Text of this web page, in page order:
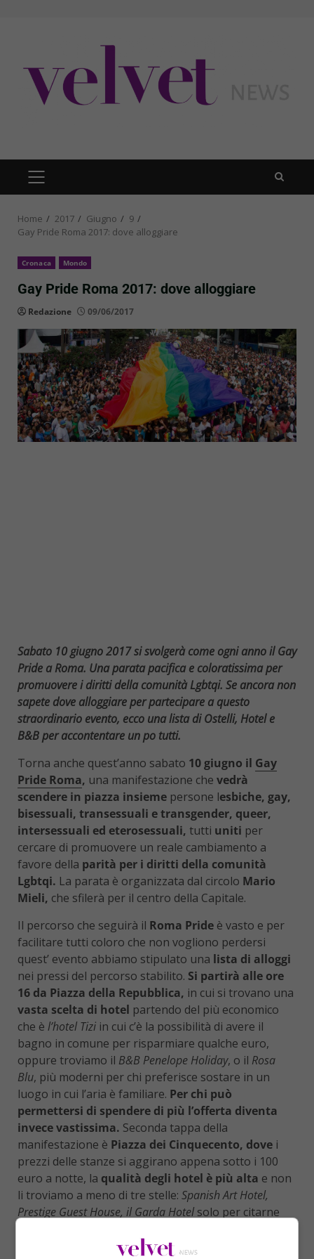
PRIMARY
MENU
Home 2017 Giugno
9
Gay Pride Roma 2017: dove alloggiare
Cronaca Mondo
Gay Pride Roma 2017: dove alloggiare
Redazione 09/06/2017
Sabato 10 giugno 2017 si svolgerà come ogni anno il Gay
Pride a Roma. Una parata pacifica e coloratissima per
promuovere i diritti della comunità Lgbtqi. Se ancora non
sapete dove alloggiare per partecipare a questo
straordinario evento, ecco una lista di Ostelli, Hotel e
B&B per accontentare un po tutti.
Torna anche quest’anno sabato 10 giugno il Gay
Pride Roma, una manifestazione che vedrà
scendere in piazza insieme persone lesbiche, gay,
bisessuali, transessuali e transgender, queer,
intersessuali ed eterosessuali, tutti uniti per
cercare di promuovere un reale cambiamento a
favore della parità per i diritti della comunità
Lgbtqi. La parata è organizzata dal circolo Mario
Mieli, che sfilerà per il centro della Capitale.
Il percorso che seguirà il Roma Pride è vasto e per
facilitare tutti coloro che non vogliono perdersi
quest’ evento abbiamo stipulato una lista di alloggi
nei pressi del percorso stabilito. Si partirà alle ore
16 da Piazza della Repubblica, in cui si trovano una
vasta scelta di hotel partendo del più economico
che è l’hotel Tizi in cui c’è la possibilità di avere il
bagno in comune per risparmiare qualche euro,
oppure troviamo il B&B Penelope Holiday, o il Rosa
Blu, più moderni per chi preferisce sostare in un
luogo in cui l’aria è familiare. Per chi può
permettersi di spendere di più l’offerta diventa
invece vastissima. Seconda tappa della
manifestazione è Piazza dei Cinquecento, dove i
prezzi delle stanze si aggirano appena sotto i 100
euro a notte, la qualità degli hotel è più alta e non
li troviamo a meno di tre stelle: Spanish Art Hotel,
Prestige Guest House, il Garda Hotel solo per citarne